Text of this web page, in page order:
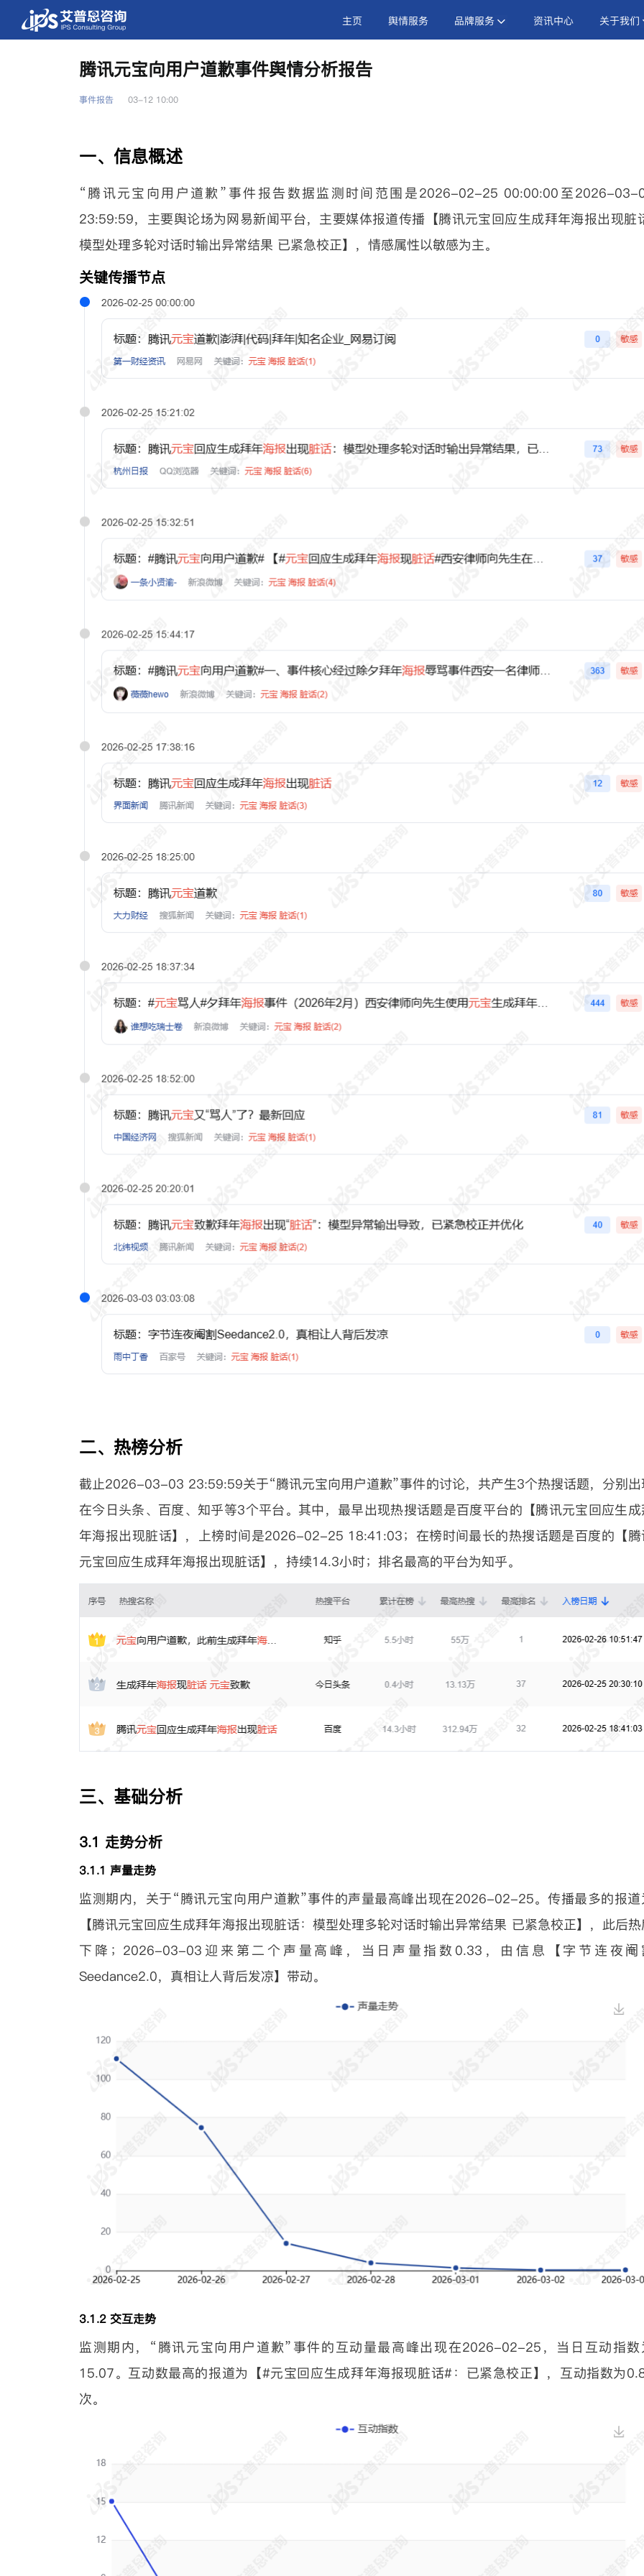
主页 舆情服务 品牌服务 资讯中心 关于我们
腾讯元宝向用户道歉事件舆情分析报告
事件报告 03-12 10:00
一、信息概述
“腾讯元宝向用户道歉”事件报告数据监测时间范围是2026-02-25 00:00:00至2026-03-
23:59:59，主要舆论场为网易新闻平台，主要媒体报道传播【腾讯元宝回应生成拜年海报出现脏
模型处理多轮对话时输出异常结果 已紧急校正】，情感属性以敏感为主。
关键传播节点
二、热榜分析
截止2026-03-03 23:59:59关于“腾讯元宝向用户道歉”事件的讨论，共产生3个热搜话题，分别出
在今日头条、百度、知乎等3个平台。其中，最早出现热搜话题是百度平台的【腾讯元宝回应生
年海报出现脏话】，上榜时间是2026-02-25 18:41:03；在榜时间最长的热搜话题是百度的【腾
元宝回应生成拜年海报出现脏话】，持续14.3小时；排名最高的平台为知乎。
三、基础分析
3.1 走势分析
3.1.1 声量走势
监测期内，关于“腾讯元宝向用户道歉”事件的声量最高峰出现在2026-02-25。传播最多的报道
【腾讯元宝回应生成拜年海报出现脏话：模型处理多轮对话时输出异常结果 已紧急校正】，此后
下降；2026-03-03迎来第二个声量高峰，当日声量指数0.33，由信息【字节连夜阉
Seedance2.0，真相让人背后发凉】带动。
3.1.2 交互走势
监测期内，“腾讯元宝向用户道歉”事件的互动量最高峰出现在2026-02-25，当日互动指数
15.07。互动数最高的报道为【#元宝回应生成拜年海报现脏话#：已紧急校正】，互动指数为
次。